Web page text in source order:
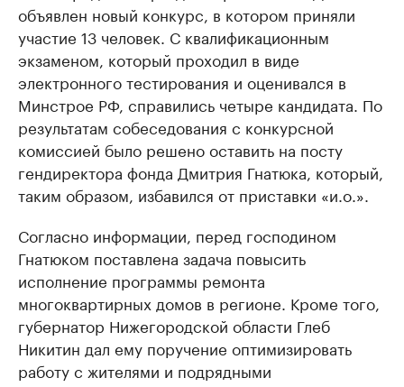
объявлен новый конкурс, в котором приняли
участие 13 человек. С квалификационным
экзаменом, который проходил в виде
электронного тестирования и оценивался в
Минстрое РФ, справились четыре кандидата. По
результатам собеседования с конкурсной
комиссией было решено оставить на посту
гендиректора фонда Дмитрия Гнатюка, который,
таким образом, избавился от приставки «и.о.».
Согласно информации, перед господином
Гнатюком поставлена задача повысить
исполнение программы ремонта
многоквартирных домов в регионе. Кроме того,
губернатор Нижегородской области Глеб
Никитин дал ему поручение оптимизировать
работу с жителями и подрядными